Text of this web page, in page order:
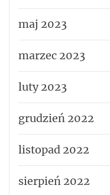
maj 2023
marzec 2023
luty 2023
grudzień 2022
listopad 2022
sierpień 2022